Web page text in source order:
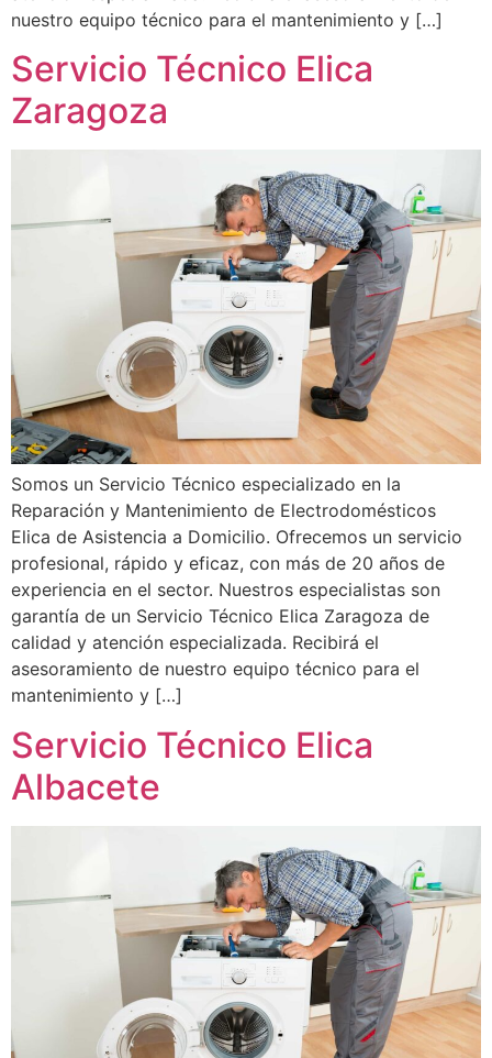
nuestro equipo técnico para el mantenimiento y […]
Servicio Técnico Elica
Zaragoza
Somos un Servicio Técnico especializado en la
Reparación y Mantenimiento de Electrodomésticos
Elica de Asistencia a Domicilio. Ofrecemos un servicio
profesional, rápido y eficaz, con más de 20 años de
experiencia en el sector. Nuestros especialistas son
garantía de un Servicio Técnico Elica Zaragoza de
calidad y atención especializada. Recibirá el
asesoramiento de nuestro equipo técnico para el
mantenimiento y […]
Servicio Técnico Elica
Albacete